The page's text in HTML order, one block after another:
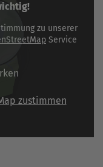
zu unserer
Service
zustimmen